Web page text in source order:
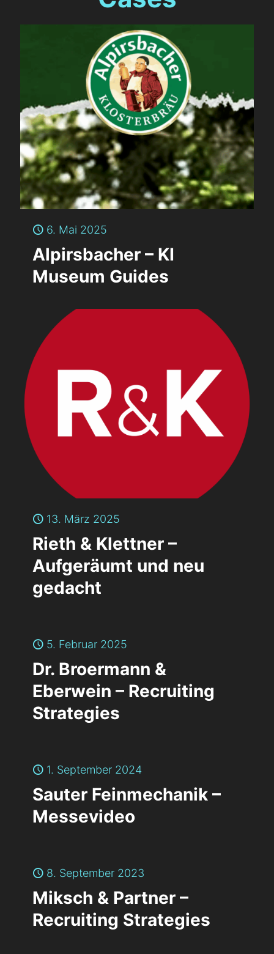
6. Mai 2025
Alpirsbacher – KI
Museum Guides
13. März 2025
Rieth & Klettner –
Aufgeräumt und neu
gedacht
5. Februar 2025
Dr. Broermann &
Eberwein – Recruiting
Strategies
1. September 2024
Sauter Feinmechanik –
Messevideo
8. September 2023
Miksch & Partner –
Recruiting Strategies